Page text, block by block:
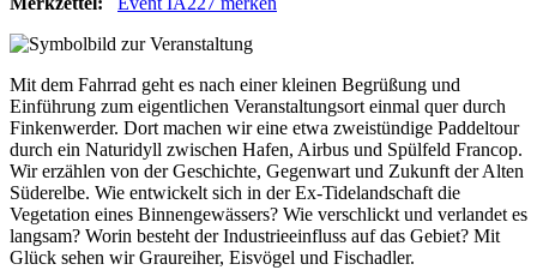
Mit dem Fahrrad geht es nach einer kleinen Begrüßung und
Einführung zum eigentlichen Veranstaltungsort einmal quer durch
Finkenwerder. Dort machen wir eine etwa zweistündige Paddeltour
durch ein Naturidyll zwischen Hafen, Airbus und Spülfeld Francop.
Wir erzählen von der Geschichte, Gegenwart und Zukunft der Alten
Süderelbe. Wie entwickelt sich in der Ex-Tidelandschaft die
Vegetation eines Binnengewässers? Wie verschlickt und verlandet es
langsam? Worin besteht der Industrieeinfluss auf das Gebiet? Mit
Glück sehen wir Graureiher, Eisvögel und Fischadler.